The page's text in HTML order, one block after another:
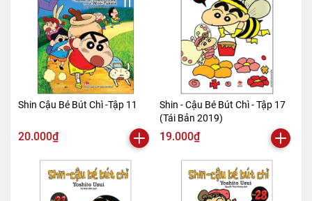
Shin Cậu Bé Bút Chì -Tập 11
20.000₫
Shin - Cậu Bé Bút Chì - Tập 17
(Tái Bản 2019)
19.000₫